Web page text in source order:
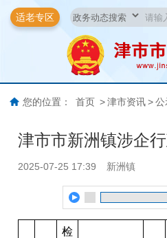
适老专区
您的位置： 首页 > 津市资讯 > 公
津市市新洲镇涉企
2025-07-25 17:39 新洲镇
检